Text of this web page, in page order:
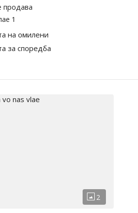
продава
1
на омилени
за споредба